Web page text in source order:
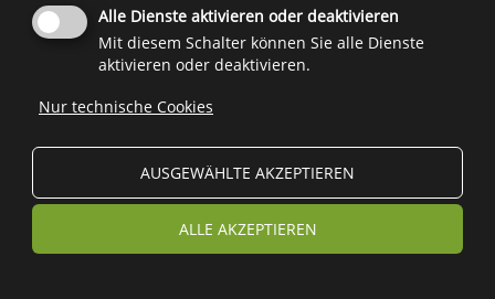
Alle Dienste aktivieren oder deaktivieren
Mit diesem Schalter können Sie alle Dienste
aktivieren oder deaktivieren.
Nur technische Cookies
AUSGEWÄHLTE AKZEPTIEREN
ALLE AKZEPTIEREN